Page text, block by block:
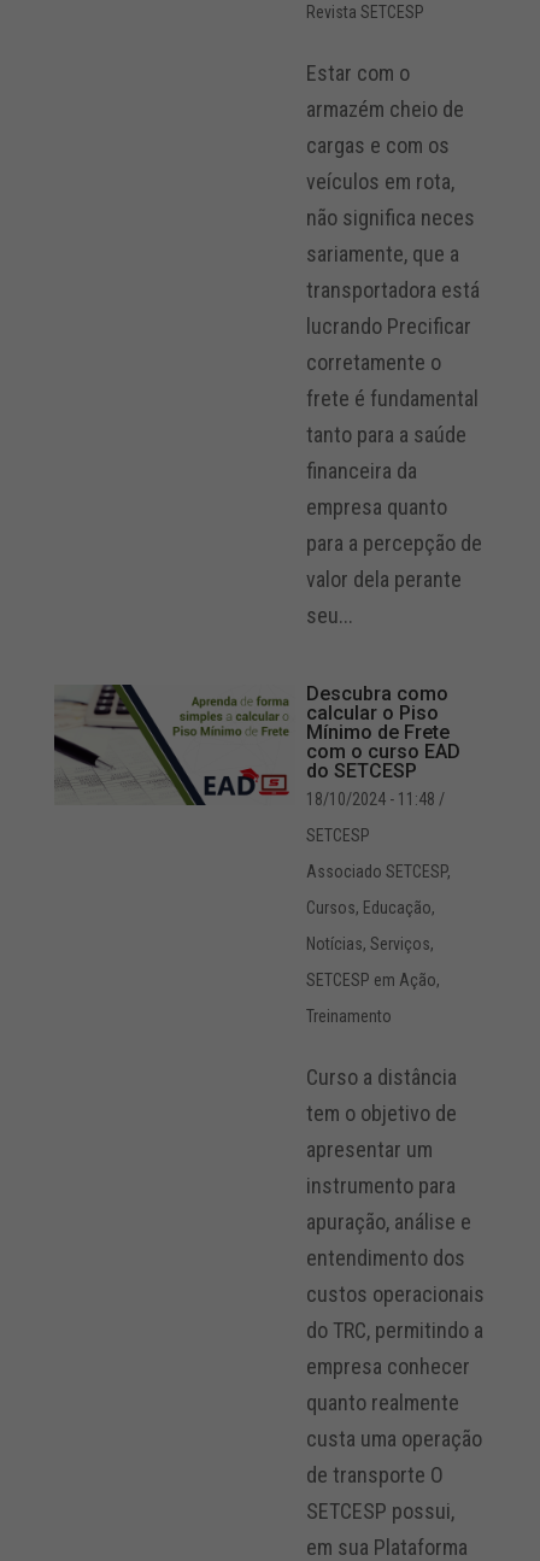
Revista SETCESP
Estar com o
armazém cheio de
cargas e com os
veículos em rota,
não significa neces
sariamente, que a
transportadora está
lucrando Precificar
corretamente o
frete é fundamental
tanto para a saúde
financeira da
empresa quanto
para a percepção de
valor dela perante
seu...
Descubra como
calcular o Piso
Mínimo de Frete
com o curso EAD
do SETCESP
18/10/2024 - 11:48 /
SETCESP
Associado SETCESP,
Cursos, Educação,
Notícias, Serviços,
SETCESP em Ação,
Treinamento
Curso a distância
tem o objetivo de
apresentar um
instrumento para
apuração, análise e
entendimento dos
custos operacionais
do TRC, permitindo a
empresa conhecer
quanto realmente
custa uma operação
de transporte O
SETCESP possui,
em sua Plataforma